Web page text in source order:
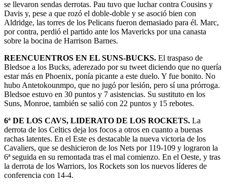
se llevaron sendas derrotas. Pau tuvo que luchar contra Cousins y
Davis y, pese a que rozó el doble-doble y se asoció bien con
Aldridge, las torres de los Pelicans fueron demasiado para él. Marc,
por contra, perdió el partido ante los Mavericks por una canasta
sobre la bocina de Harrison Barnes.
REENCUENTROS EN EL SUNS-BUCKS. El traspaso de
Bledsoe a los Bucks, aderezado por su tweet diciendo que no quería
estar más en Phoenix, ponía picante a este duelo. Y fue bonito. No
hubo Antetokounmpo, que no jugó por lesión, pero sí una prórroga.
Bledsoe estuvo en 30 puntos y 7 asistencias. Su sustituto en los
Suns, Monroe, también se salió con 22 puntos y 15 rebotes.
6ª DE LOS CAVS, LIDERATO DE LOS ROCKETS. La
derrota de los Celtics deja los focos a otros en cuanto a buenas
rachas latentes. En el Este es destacable la nueva victoria de los
Cavaliers, que se deshicieron de los Nets por 119-109 y lograron la
6ª seguida en su remontada tras el mal comienzo. En el Oeste, y tras
la derrota de los Warriors, los Rockets son los nuevos líderes de
conferencia con 14-4.